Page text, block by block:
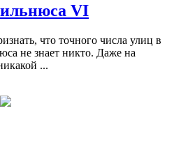
VI
что точного числа улиц в
не знает никто. Даже на
...